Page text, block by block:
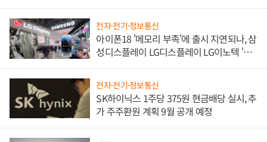
전자·전기·정보통신
아이폰18 '메모리 부족'에 출시 지연되나, 삼
성디스플레이 LG디스플레이 LG이노텍 '탈
전자·전기·정보통신
SK하이닉스 1주당 375원 현금배당 실시, 추
가 주주환원 계획 9월 공개 예정